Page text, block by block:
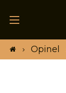
Basculer
navigation
☰
Opinel